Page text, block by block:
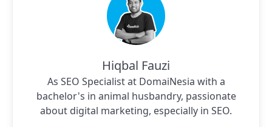
Hiqbal Fauzi
As SEO Specialist at DomaiNesia with a
bachelor's in animal husbandry, passionate
about digital marketing, especially in SEO.